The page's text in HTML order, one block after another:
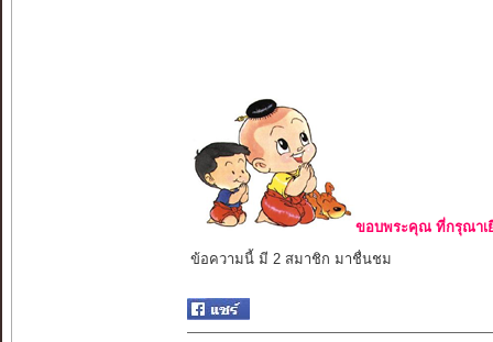
ขอบพระคุณ ที่กรุณาเ
ข้อความนี้ มี 2 สมาชิก มาชื่นชม